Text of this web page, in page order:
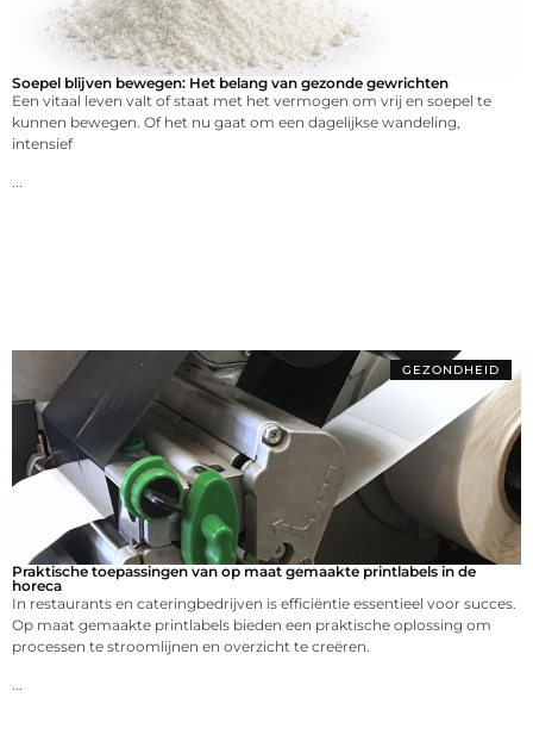
Soepel blijven bewegen: Het belang van gezonde gewrichten
Een vitaal leven valt of staat met het vermogen om vrij en soepel te
kunnen bewegen. Of het nu gaat om een dagelijkse wandeling,
intensief
...
GEZONDHEID
Praktische toepassingen van op maat gemaakte printlabels in de
horeca
In restaurants en cateringbedrijven is efficiëntie essentieel voor succes.
Op maat gemaakte printlabels bieden een praktische oplossing om
processen te stroomlijnen en overzicht te creëren.
...